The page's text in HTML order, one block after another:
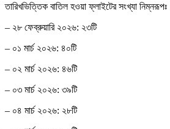
তারিখভিত্তিক বাতিল হওয়া ফ্লাইটের সংখ্যা নিম্নরূপঃ
– ২৮ ফেব্রুয়ারি ২০২৬: ২৩টি
– ০১ মার্চ ২০২৬: ৪০টি
– ০২ মার্চ ২০২৬: ৪৬টি
– ০৩ মার্চ ২০২৬: ৩৯টি
– ০৪ মার্চ ২০২৬: ২৮টি